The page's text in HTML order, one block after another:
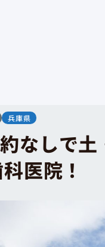
兵庫県
なしで
医院！